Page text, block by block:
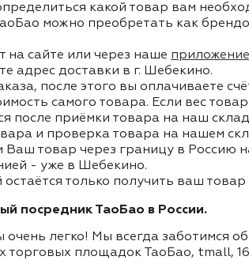
какой товар вам
можно преобретать как
на сайте или через наше
адрес доставки в г. Шебекино.
после этого вы оплачиваете
самого товара. Если вес
после приёмки товара на наш
и проверка товара на нашем
Ваш товар через границу в Россию
- уже в Шебекино.
остаётся только получить ваш
посредник ТаоБао в России.
легко! Мы всегда заботимся
торговых площадок ТаоБао, tmall,